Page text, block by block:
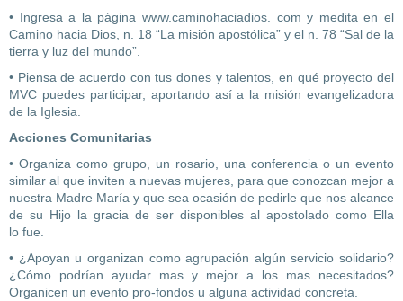
• Ingresa a la página www.caminohaciadios. com y medita en el
Camino hacia Dios, n. 18 “La misión apostólica” y el n. 78 “Sal de la
tierra y luz del mundo”.
• Piensa de acuerdo con tus dones y talentos, en qué proyecto del
MVC puedes participar, aportando así a la misión evangelizadora
de la Iglesia.
Acciones Comunitarias
• Organiza como grupo, un rosario, una conferencia o un evento
similar al que inviten a nuevas mujeres, para que conozcan mejor a
nuestra Madre María y que sea ocasión de pedirle que nos alcance
de su Hijo la gracia de ser disponibles al apostolado como Ella
lo fue.
• ¿Apoyan u organizan como agrupación algún servicio solidario?
¿Cómo podrían ayudar mas y mejor a los mas necesitados?
Organicen un evento pro-fondos u alguna actividad concreta.